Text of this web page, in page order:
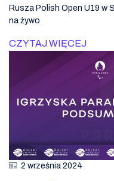
Rusza Polish Open U19 w
na żywo
CZYTAJ WIĘCEJ
2 września 2024